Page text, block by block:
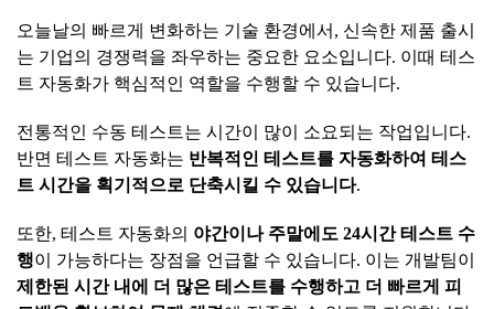
오늘날의 빠르게 변화하는 기술 환경에서, 신속한 제품 출시
는 기업의 경쟁력을 좌우하는 중요한 요소입니다. 이때 테스
트 자동화가 핵심적인 역할을 수행할 수 있습니다.
전통적인 수동 테스트는 시간이 많이 소요되는 작업입니다.
반면 테스트 자동화는 반복적인 테스트를 자동화하여 테스
트 시간을 획기적으로 단축시킬 수 있습니다.
또한, 테스트 자동화의 야간이나 주말에도 24시간 테스트 수
행이 가능하다는 장점을 언급할 수 있습니다. 이는 개발팀이
제한된 시간 내에 더 많은 테스트를 수행하고 더 빠르게 피